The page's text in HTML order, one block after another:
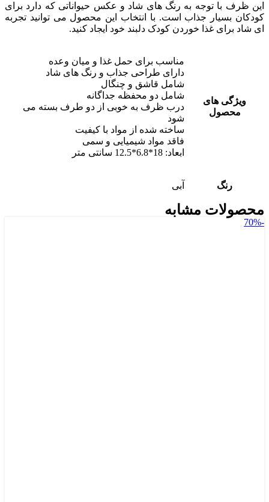
این ظرف با توجه به رنگ های شاد و عکس حیواناتی که دارد برای
کودکان بسیار جذاب است. با انتخاب این محصول می توانید تجربه
ای شاد برای غذا خوردن کودک دلبند خود ایجاد کنید.
ویژگی های
محصول
مناسب برای حمل غذا و میان وعده
دارای طراحی جذاب و رنگ های شاد
شامل قاشق و چنگال
شامل دو محفظه جداگانه
درب ظرف به خوبی از دو طرف بسته می
شود
ساخته شده از مواد با کیفیت
فاقد مواد شیمیایی و سمی
ابعاد: 18*6.8*12.5 سانتی متر
رنگ آبی
محصولات مشابه
-70%